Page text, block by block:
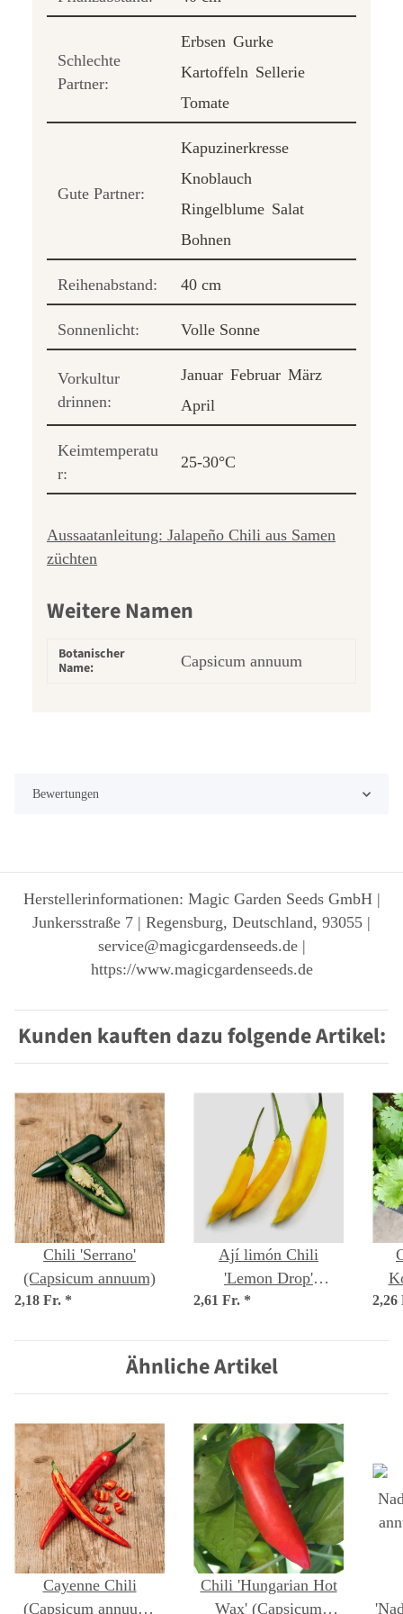
Schlechte
Partner:
Erbsen Gurke
Kartoffeln Sellerie
Tomate
Gute Partner:
Kapuzinerkresse
Knoblauch
Ringelblume Salat
Bohnen
Reihenabstand: 40 cm
Sonnenlicht: Volle Sonne
Vorkultur
drinnen:
Januar Februar März
April
Keimtemperatu
r:
25-30°C
Aussaatanleitung: Jalapeño Chili aus Samen
züchten
Weitere Namen
Botanischer
Name:
Capsicum annuum
Bewertungen
Herstellerinformationen: Magic Garden Seeds GmbH |
Junkersstraße 7 | Regensburg, Deutschland, 93055 |
service@magicgardenseeds.de |
https://www.magicgardenseeds.de
Kunden kauften dazu folgende Artikel:
Chili 'Serrano'
(Capsicum annuum)
2,18 Fr. *
Ají limón Chili
'Lemon Drop'
(Capsicum baccatum)
2,61 Fr. *
Ähnliche Artikel
Cayenne Chili
(Capsicum annuum)
Chili 'Hungarian Hot
Wax' (Capsicum